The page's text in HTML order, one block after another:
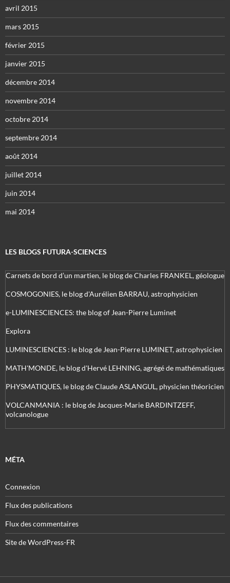
avril 2015
mars 2015
février 2015
janvier 2015
décembre 2014
novembre 2014
octobre 2014
septembre 2014
août 2014
juillet 2014
juin 2014
mai 2014
LES BLOGS FUTURA-SCIENCES
Carnets de bord d’un martien, le blog de Charles FRANKEL, géologue
COSMOGONIES, le blog d'Aurélien BARRAU, astrophysicien
e-LUMINESCIENCES: the blog of Jean-Pierre Luminet
Explora
LUMINESCIENCES : le blog de Jean-Pierre LUMINET, astrophysicien
MATH'MONDE, le blog d'Hervé LEHNING, agrégé de mathématiques
PHYSMATIQUES, le blog de Claude ASLANGUL, physicien théoricien
VOLCANMANIA : le blog de Jacques-Marie BARDINTZEFF,
volcanologue
MÉTA
Connexion
Flux des publications
Flux des commentaires
Site de WordPress-FR